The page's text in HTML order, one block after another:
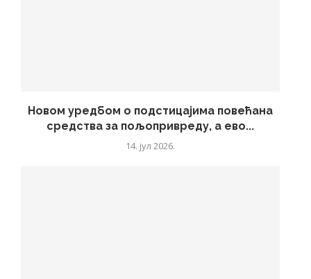
Новом уредбом о подстицајима повећана
средства за пољопривреду, а ево...
14. јул 2026.